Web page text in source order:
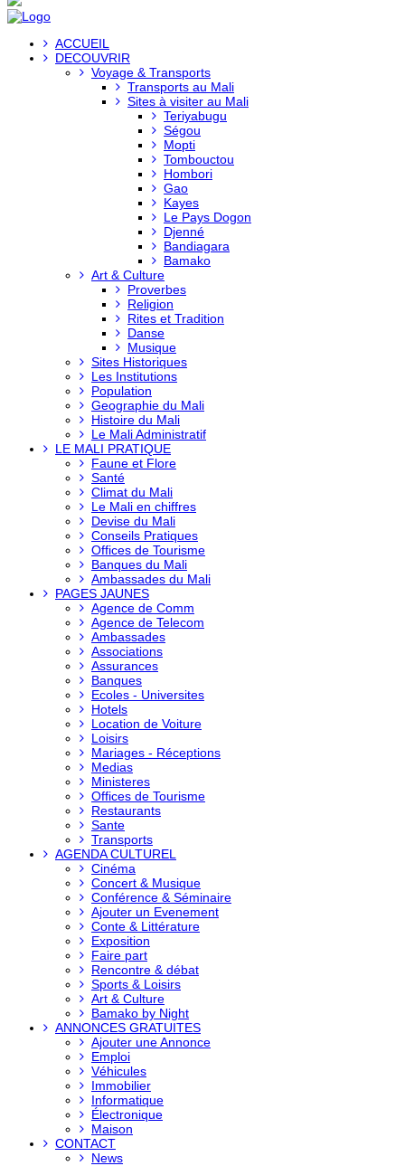
ACCUEIL
DECOUVRIR
Voyage & Transports
Transports au Mali
Sites à visiter au Mali
Teriyabugu
Ségou
Mopti
Tombouctou
Hombori
Gao
Kayes
Le Pays Dogon
Djenné
Bandiagara
Bamako
Art & Culture
Proverbes
Religion
Rites et Tradition
Danse
Musique
Sites Historiques
Les Institutions
Population
Geographie du Mali
Histoire du Mali
Le Mali Administratif
LE MALI PRATIQUE
Faune et Flore
Santé
Climat du Mali
Le Mali en chiffres
Devise du Mali
Conseils Pratiques
Offices de Tourisme
Banques du Mali
Ambassades du Mali
PAGES JAUNES
Agence de Comm
Agence de Telecom
Ambassades
Associations
Assurances
Banques
Ecoles - Universites
Hotels
Location de Voiture
Loisirs
Mariages - Réceptions
Medias
Ministeres
Offices de Tourisme
Restaurants
Sante
Transports
AGENDA CULTUREL
Cinéma
Concert & Musique
Conférence & Séminaire
Ajouter un Evenement
Conte & Littérature
Exposition
Faire part
Rencontre & débat
Sports & Loisirs
Art & Culture
Bamako by Night
ANNONCES GRATUITES
Ajouter une Annonce
Emploi
Véhicules
Immobilier
Informatique
Électronique
Maison
CONTACT
News